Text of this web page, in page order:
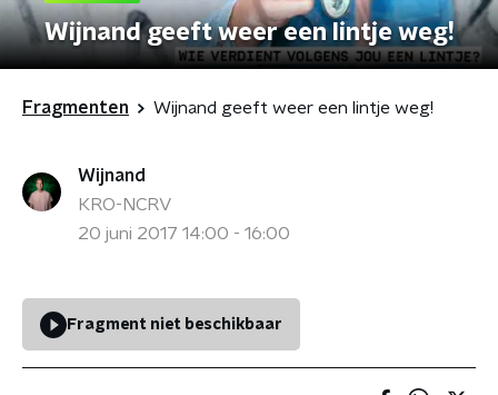
Wijnand geeft weer een lintje weg!
Fragmenten Wijnand geeft weer een lintje weg!
Wijnand
KRO-NCRV
20 juni 2017 14:00 - 16:00
Fragment niet beschikbaar